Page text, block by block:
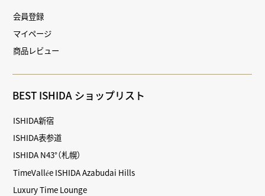
会員登録
マイページ
商品レビュー
BEST ISHIDA ショップリスト
ISHIDA新宿
ISHIDA表参道
ISHIDA N43°（札幌）
TimeVallée ISHIDA Azabudai Hills
Luxury Time Lounge